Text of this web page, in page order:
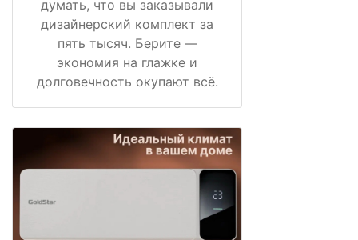
думать, что вы заказывали
дизайнерский комплект за
пять тысяч. Берите —
экономия на глажке и
долговечность окупают всё.